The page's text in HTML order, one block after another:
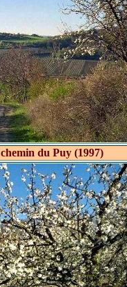
du Puy (1997)